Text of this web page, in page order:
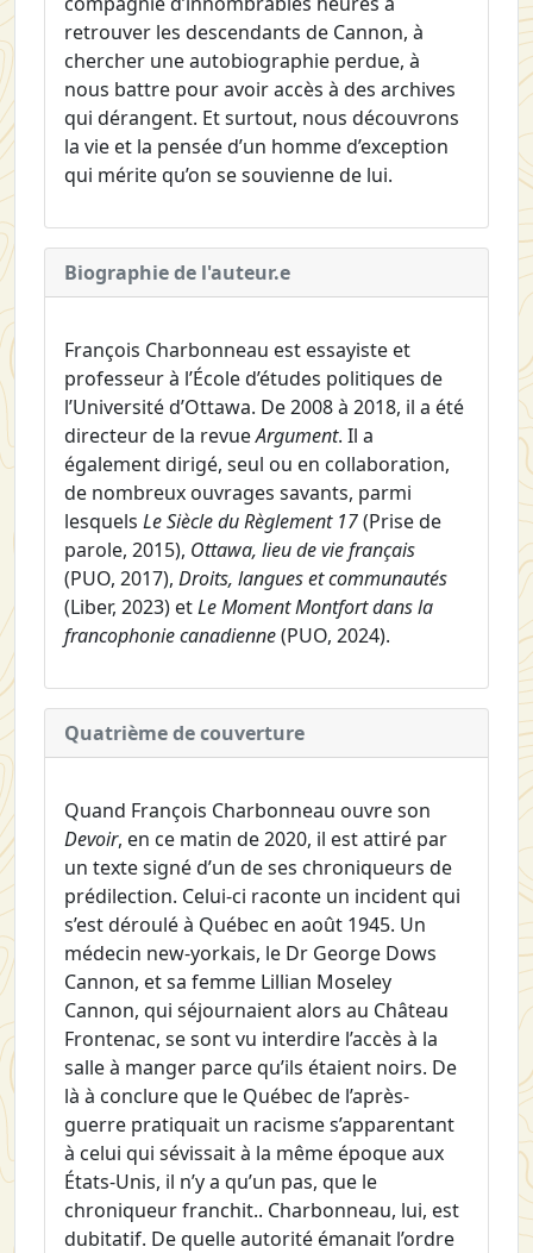
retrouver les descendants de Cannon, à
chercher une autobiographie perdue, à
nous battre pour avoir accès à des archives
qui dérangent. Et surtout, nous découvrons
la vie et la pensée d’un homme d’exception
qui mérite qu’on se souvienne de lui.
Biographie de l'auteur.e
François Charbonneau est essayiste et
professeur à l’École d’études politiques de
l’Université d’Ottawa. De 2008 à 2018, il a été
directeur de la revueArgument. Il a
également dirigé, seul ou en collaboration,
de nombreux ouvrages savants, parmi
lesquels Le Siècle du Règlement 17(Prise de
parole, 2015), Ottawa, lieu de vie français
(PUO, 2017), Droits, langues et communautés
(Liber, 2023) etLe Moment Montfort dans la
francophonie canadienne(PUO, 2024).
Quatrième de couverture
Quand François Charbonneau ouvre son
Devoir, en ce matin de 2020, il est attiré par
un texte signé d’un de ses chroniqueurs de
prédilection. Celui-ci raconte un incident qui
s’est déroulé à Québec en août 1945. Un
médecin new-yorkais, le Dr George Dows
Cannon, et sa femme Lillian Moseley
Cannon, qui séjournaient alors au Château
Frontenac, se sont vu interdire l’accès à la
salle à manger parce qu’ils étaient noirs. De
là à conclure que le Québec de l’après-
guerre pratiquait un racisme s’apparentant
à celui qui sévissait à la même époque aux
États-Unis, il n’y a qu’un pas, que le
chroniqueur franchit.. Charbonneau, lui, est
dubitatif. De quelle autorité émanait l’ordre